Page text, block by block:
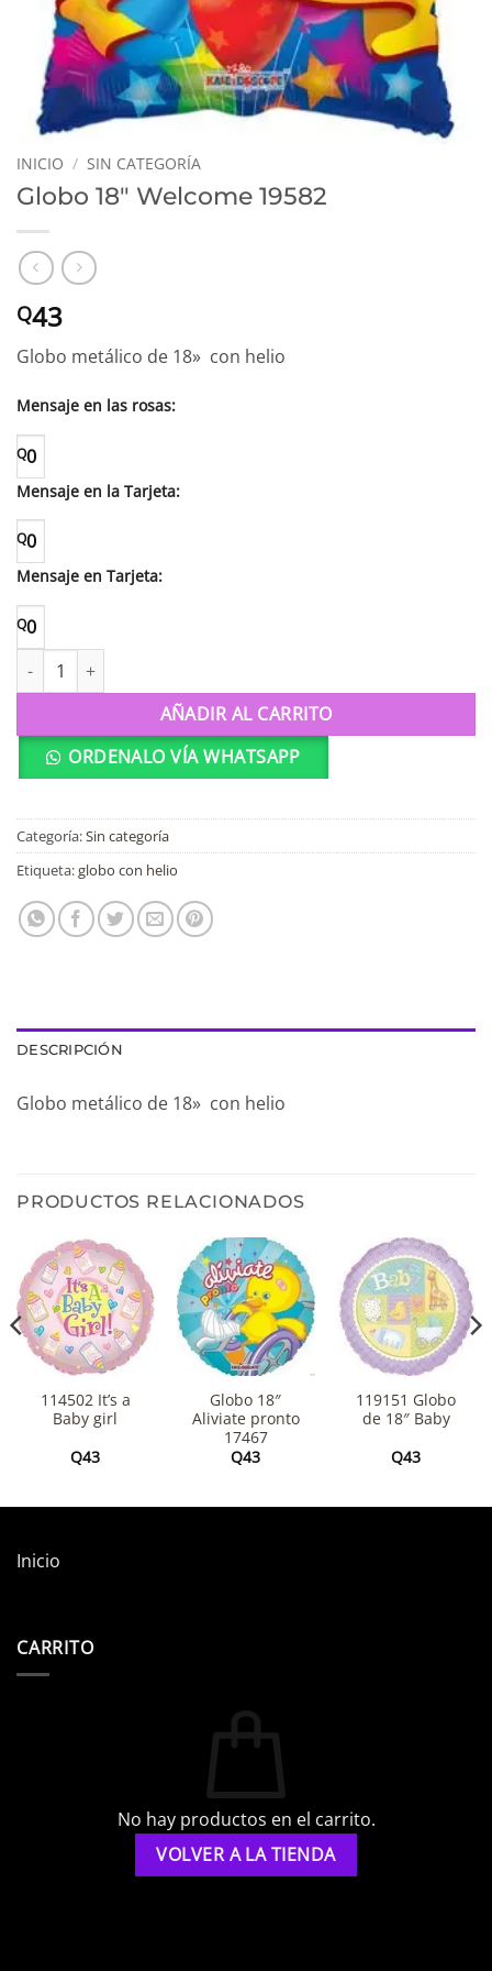
INICIO / SIN CATEGORÍA
Globo 18″ Welcome 19582
Q43
Globo metálico de 18» con helio
Mensaje en las rosas:
Q0
Mensaje en la Tarjeta:
Q0
Mensaje en Tarjeta:
Q0
Globo 18" Welcome 19582 cantidad
AÑADIR AL CARRITO
ORDENALO VÍA WHATSAPP
Categoría:Sin categoría
Etiqueta:globo con helio
DESCRIPCIÓN
Globo metálico de 18» con helio
PRODUCTOS RELACIONADOS
114502 It’s a
Baby girl
Q43
Globo 18″
Aliviate pronto
17467
Q43
119151 Globo
de 18″ Baby
Q43
Inicio
CARRITO
No hay productos en el carrito.
VOLVER A LA TIENDA